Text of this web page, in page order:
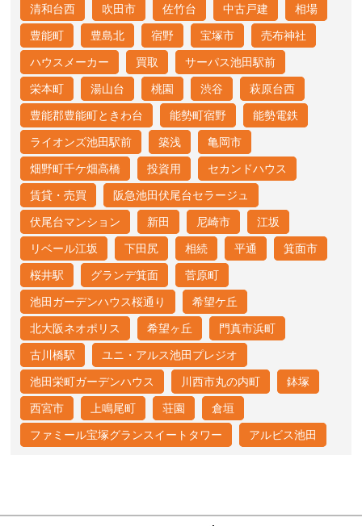
清和台西 吹田市 佐竹台 中古戸建 相場
豊能町 豊島北 宿野 宝塚市 売布神社
ハウスメーカー 買取 サーパス池田駅前
栄本町 湯山台 桃園 渋谷 萩原台西
豊能郡豊能町ときわ台 能勢町宿野 能勢電鉄
ライオンズ池田駅前 築浅 亀岡市
畑野町千ケ畑高橋 投資用 セカンドハウス
賃貸・売買 阪急池田伏尾台セラージュ
伏尾台マンション 新田 尼崎市 江坂
リベール江坂 下田尻 相続 平通 箕面市
桜井駅 グランデ箕面 菅原町
池田ガーデンハウス桜通り 希望ケ丘
北大阪ネオポリス 希望ヶ丘 門真市浜町
古川橋駅 ユニ・アルス池田プレジオ
池田栄町ガーデンハウス 川西市丸の内町 鉢塚
西宮市 上鳴尾町 荘園 倉垣
ファミール宝塚グランスイートタワー アルビス池田